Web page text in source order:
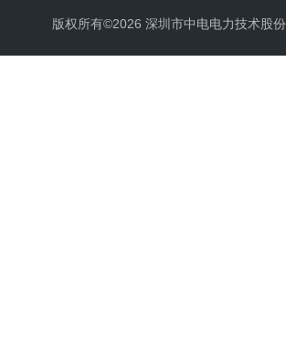
版权所有©2026 深圳市中电电力技术股